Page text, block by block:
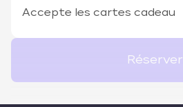
Accepte les cartes cadeau
Réserver